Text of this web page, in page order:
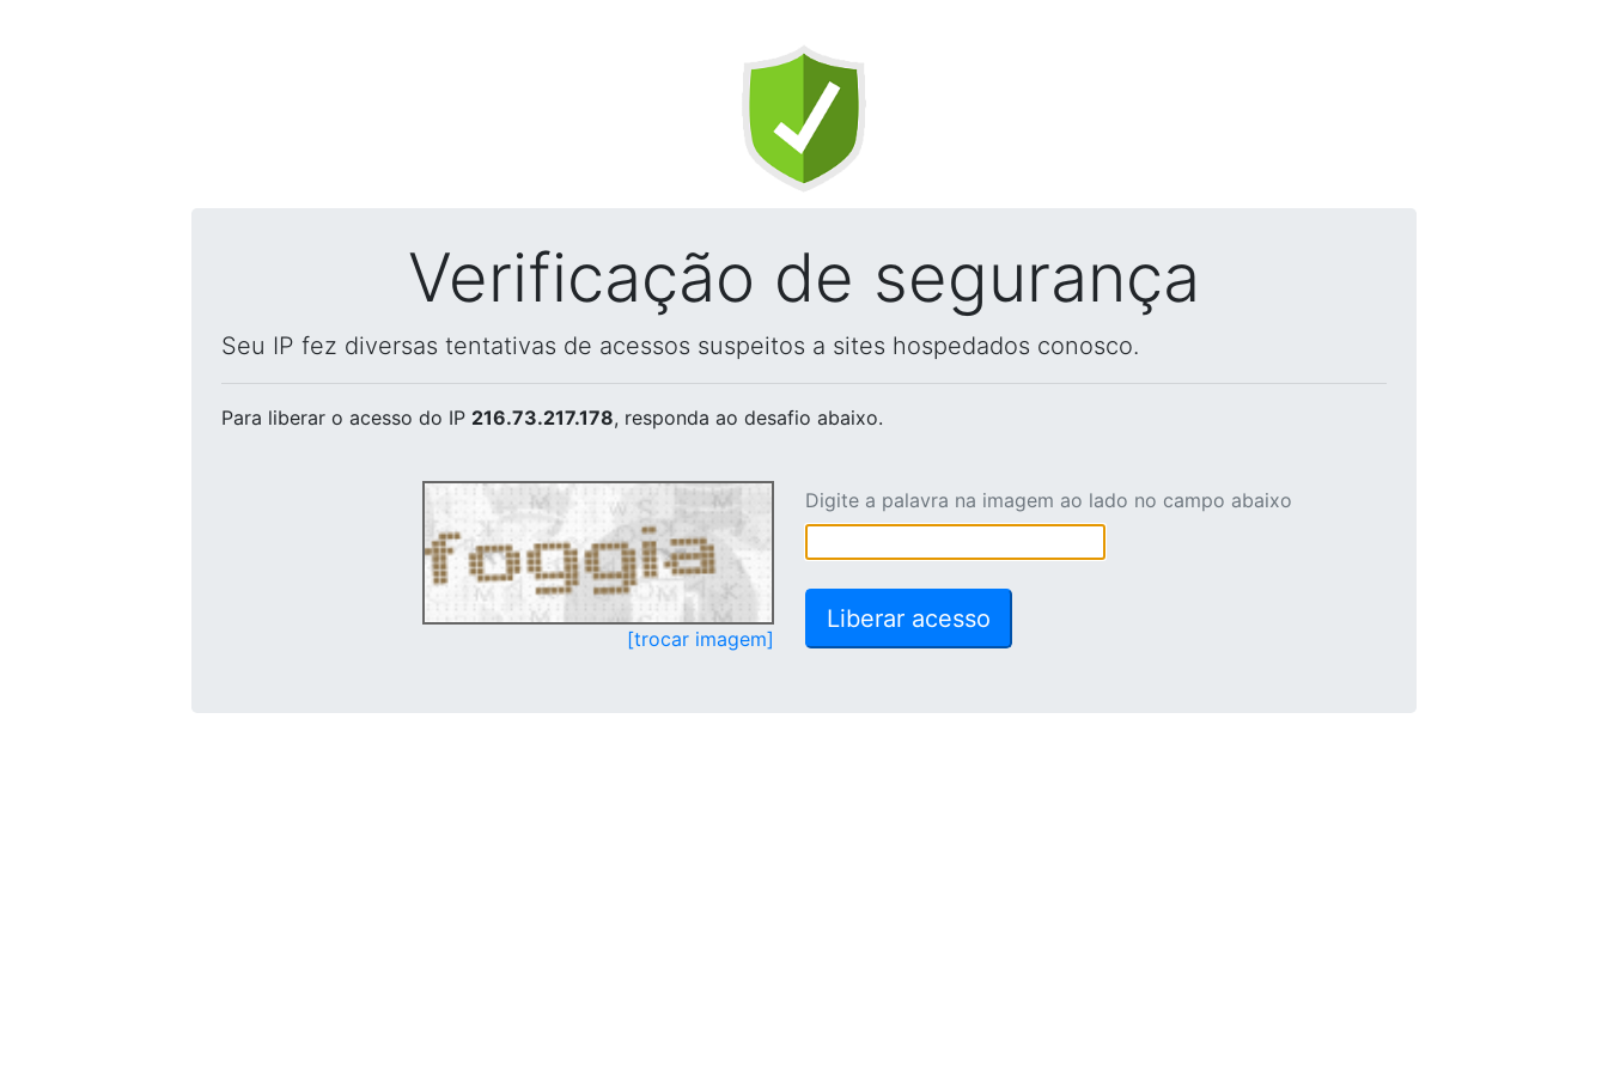
Verificação de segurança
Seu IP fez diversas tentativas de acessos suspeitos a sites hospedados conosco.
Para liberar o acesso do IP 216.73.217.178, responda ao desafio abaixo.
[trocar imagem]
Digite a palavra na imagem ao lado no campo abaixo